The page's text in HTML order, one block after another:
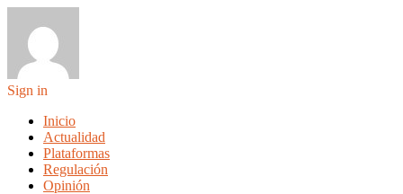
Sign in
Inicio
Actualidad
Plataformas
Regulación
Opinión